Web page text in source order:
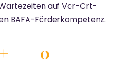
auf Vor-Ort-
BAFA-Förderkompetenz.
0